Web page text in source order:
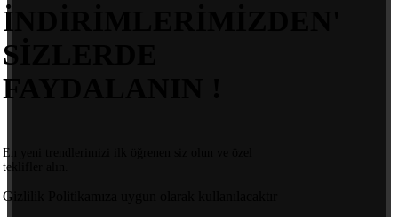
İNDİRİMLERİMİZDEN'
SİZLERDE
FAYDALANIN !
En yeni trendlerimizi ilk öğrenen siz olun ve özel
teklifler alın.
Gizlilik Politikamıza uygun olarak kullanılacaktır